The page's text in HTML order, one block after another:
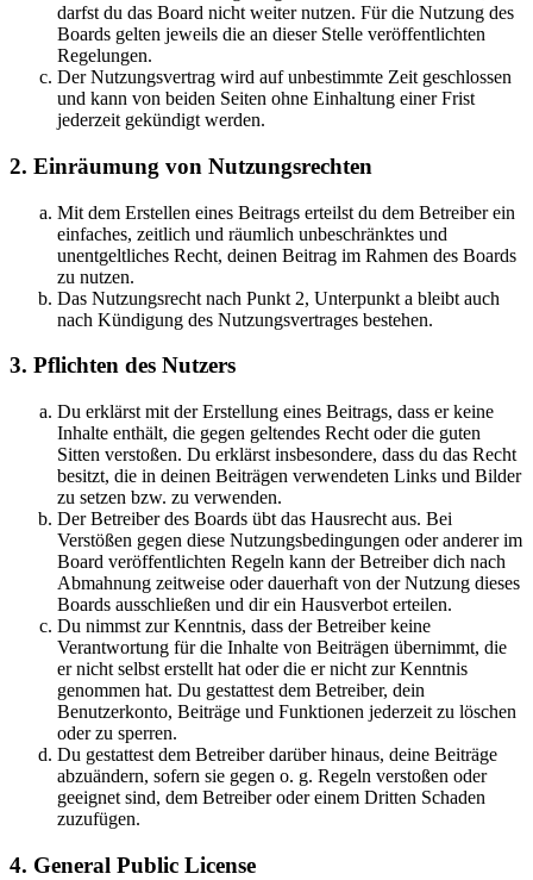
darfst du das Board nicht weiter nutzen. Für die Nutzung des
Boards gelten jeweils die an dieser Stelle veröffentlichten
Regelungen.
Der Nutzungsvertrag wird auf unbestimmte Zeit geschlossen
und kann von beiden Seiten ohne Einhaltung einer Frist
jederzeit gekündigt werden.
2. Einräumung von Nutzungsrechten
Mit dem Erstellen eines Beitrags erteilst du dem Betreiber ein
einfaches, zeitlich und räumlich unbeschränktes und
unentgeltliches Recht, deinen Beitrag im Rahmen des Boards
zu nutzen.
Das Nutzungsrecht nach Punkt 2, Unterpunkt a bleibt auch
nach Kündigung des Nutzungsvertrages bestehen.
3. Pflichten des Nutzers
Du erklärst mit der Erstellung eines Beitrags, dass er keine
Inhalte enthält, die gegen geltendes Recht oder die guten
Sitten verstoßen. Du erklärst insbesondere, dass du das Recht
besitzt, die in deinen Beiträgen verwendeten Links und Bilder
zu setzen bzw. zu verwenden.
Der Betreiber des Boards übt das Hausrecht aus. Bei
Verstößen gegen diese Nutzungsbedingungen oder anderer im
Board veröffentlichten Regeln kann der Betreiber dich nach
Abmahnung zeitweise oder dauerhaft von der Nutzung dieses
Boards ausschließen und dir ein Hausverbot erteilen.
Du nimmst zur Kenntnis, dass der Betreiber keine
Verantwortung für die Inhalte von Beiträgen übernimmt, die
er nicht selbst erstellt hat oder die er nicht zur Kenntnis
genommen hat. Du gestattest dem Betreiber, dein
Benutzerkonto, Beiträge und Funktionen jederzeit zu löschen
oder zu sperren.
Du gestattest dem Betreiber darüber hinaus, deine Beiträge
abzuändern, sofern sie gegen o. g. Regeln verstoßen oder
geeignet sind, dem Betreiber oder einem Dritten Schaden
zuzufügen.
4. General Public License